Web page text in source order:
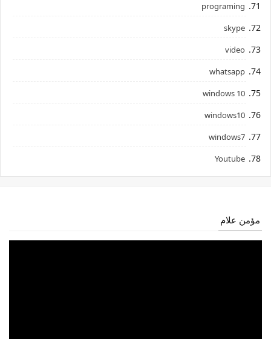
programing
skype
video
whatsapp
windows 10
windows10
windows7
Youtube
مؤمن علام